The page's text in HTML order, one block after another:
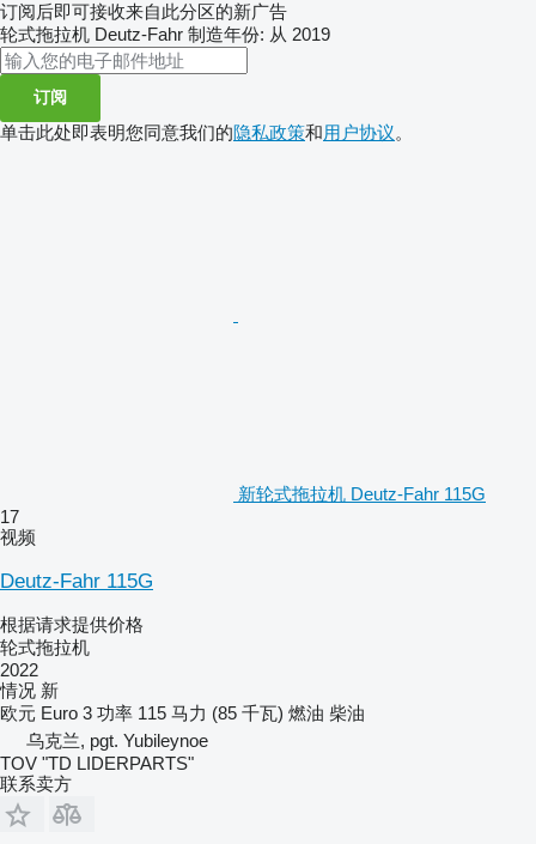
订阅后即可接收来自此分区的新广告
轮式拖拉机 Deutz-Fahr 制造年份: 从 2019
订阅
单击此处即表明您同意我们的隐私政策和用户协议。
新轮式拖拉机 Deutz-Fahr 115G
17
视频
Deutz-Fahr 115G
根据请求提供价格
轮式拖拉机
2022
情况 新
欧元 Euro 3 功率 115 马力 (85 千瓦) 燃油 柴油
乌克兰, pgt. Yubileynoe
TOV "TD LIDERPARTS"
联系卖方